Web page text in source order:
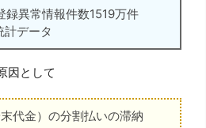
異常情報件数1519万件
計データ
因として
代金）の分割払いの滞納